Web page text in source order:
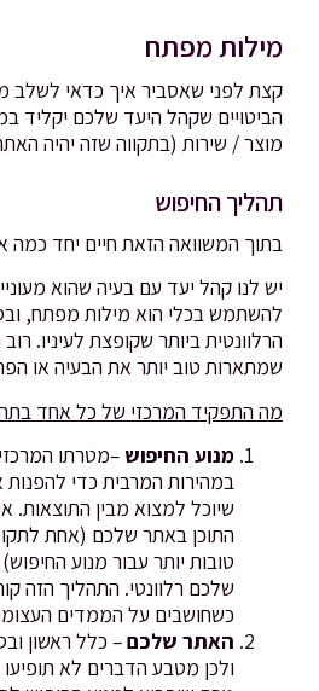
מילות מפתח
קצת לפני שאסביר איך כדאי לשלב
הביטויים שקהל היעד שלכם יקליד
מוצר / שירות (בתקווה שזה יהיה
תהליך החיפוש
בתוך המשוואה הזאת חיים יחד כמה
יש לנו קהל יעד עם בעיה שהוא
להשתמש בכלי הוא מילות מפתח,
הרלוונטית ביותר שקופצת לעיניו.
שמתארות טוב יותר את הבעיה או
מה התפקיד המרכזי של כל אחד
מנוע החיפוש –מטרתו
במהירות המרבית כדי
שיוכל למצוא מבין התוצאות.
התוכן באתר שלכם (אחת
טובות יותר עבור מנוע
שלכם רלוונטי. התהליך הזה
כשחושבים על הממדים
האתר שלכם– כלל ראשון
ולכן מטבע הדברים לא